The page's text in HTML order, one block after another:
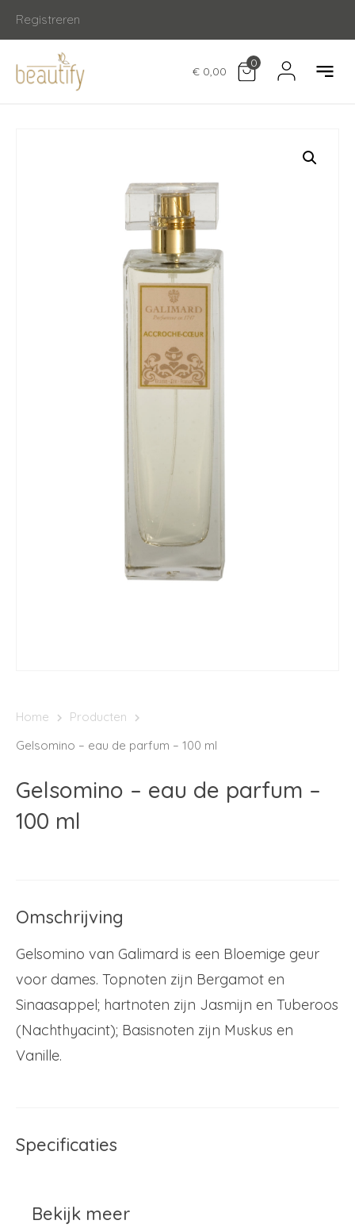
Registreren
0
€ 0,00
Home
Producten
Gelsomino – eau de parfum – 100 ml
Gelsomino – eau de parfum –
100 ml
Omschrijving
Gelsomino van Galimard is een Bloemige geur
voor dames. Topnoten zijn Bergamot en
Sinaasappel; hartnoten zijn Jasmijn en Tuberoos
(Nachthyacint); Basisnoten zijn Muskus en
Vanille.
Specificaties
Bekijk meer